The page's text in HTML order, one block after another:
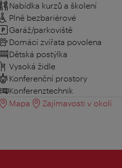
Nabídka kurzů a školení
Plně bezbariérové
Garáž/parkoviště
Domácí zvířata povolena
Dětská postýlka
Vysoká židle
Konferenční prostory
Konferenztechnik
Mapa
Zajímavosti v okolí